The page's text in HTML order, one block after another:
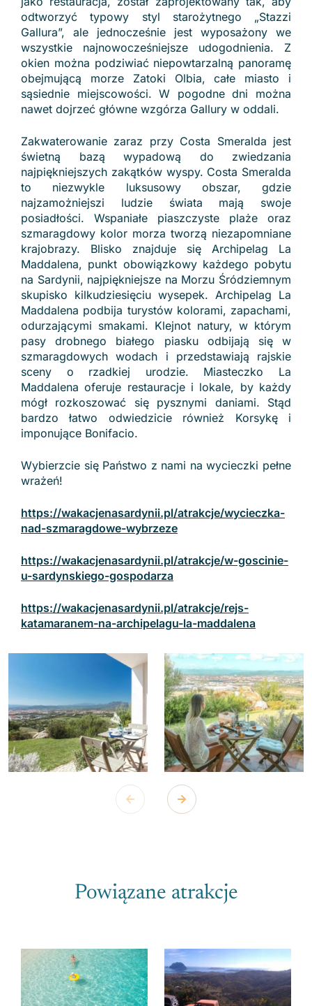
odtworzyć typowy styl starożytnego „Stazzi
Gallura”, ale jednocześnie jest wyposażony we
wszystkie najnowocześniejsze udogodnienia. Z
okien można podziwiać niepowtarzalną panoramę
obejmującą morze Zatoki Olbia, całe miasto i
sąsiednie miejscowości. W pogodne dni można
nawet dojrzeć główne wzgórza Gallury w oddali.
Zakwaterowanie zaraz przy Costa Smeralda jest
świetną bazą wypadową do zwiedzania
najpiękniejszych zakątków wyspy. Costa Smeralda
to niezwykle luksusowy obszar, gdzie
najzamożniejszi ludzie świata mają swoje
posiadłości. Wspaniałe piaszczyste plaże oraz
szmaragdowy kolor morza tworzą niezapomniane
krajobrazy. Blisko znajduje się Archipelag La
Maddalena, punkt obowiązkowy każdego pobytu
na Sardynii, najpiękniejsze na Morzu Śródziemnym
skupisko kilkudziesięciu wysepek. Archipelag La
Maddalena podbija turystów kolorami, zapachami,
odurzającymi smakami. Klejnot natury, w którym
pasy drobnego białego piasku odbijają się w
szmaragdowych wodach i przedstawiają rajskie
sceny o rzadkiej urodzie. Miasteczko La
Maddalena oferuje restauracje i lokale, by każdy
mógł rozkoszować się pysznymi daniami. Stąd
bardzo łatwo odwiedzicie również Korsykę i
imponujące Bonifacio.
Wybierzcie się Państwo z nami na wycieczki pełne
wrażeń!
https://wakacjenasardynii.pl/atrakcje/wycieczka-
nad-szmaragdowe-wybrzeze
https://wakacjenasardynii.pl/atrakcje/w-goscinie-
u-sardynskiego-gospodarza
https://wakacjenasardynii.pl/atrakcje/rejs-
katamaranem-na-archipelagu-la-maddalena
Powiązane atrakcje